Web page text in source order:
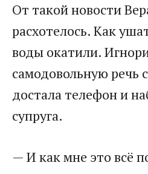
От такой новости
расхотелось. Как
воды окатили.
самодовольную речь
достала телефон и
супруга.
— И как мне это всё